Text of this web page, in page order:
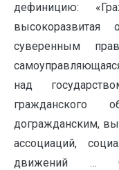
дефиницию:
суверенным
над
догражданским,
ассоциаций,
движений …